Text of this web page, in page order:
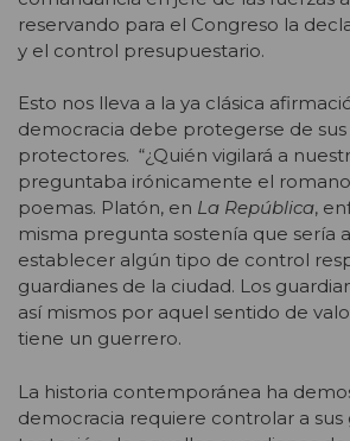
reservando para el Congreso la
y el control presupuestario.
Esto nos lleva a la ya clásica
democracia debe protegerse de
protectores. “¿Quién vigilará a
preguntaba irónicamente el
poemas. Platón, en La República,
misma pregunta sostenía que sería
establecer algún tipo de control
guardianes de la ciudad. Los
así mismos por aquel sentido de
tiene un guerrero.
La historia contemporánea ha
democracia requiere controlar a sus